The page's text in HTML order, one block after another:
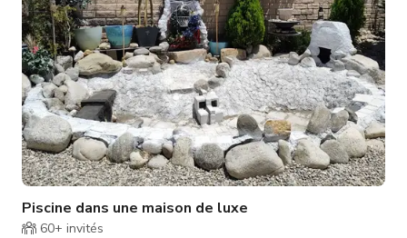
Piscine dans une maison de luxe
60+ invités